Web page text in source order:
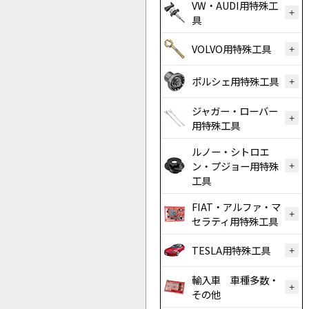
VW・AUDI用特殊工
具
VOLVO用特殊工具
ポルシェ用特殊工具
ジャガー・ローバー
用特殊工具
ルノー・シトロエ
ン・プジョー用特殊
工具
FIAT・アルファ・マ
セラティ用特殊工具
TESLA用特殊工具
輸入車 車種多数・
その他